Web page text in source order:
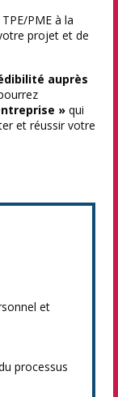
PME à la
projet et de
auprès
» qui
et réussir votre
et
processus